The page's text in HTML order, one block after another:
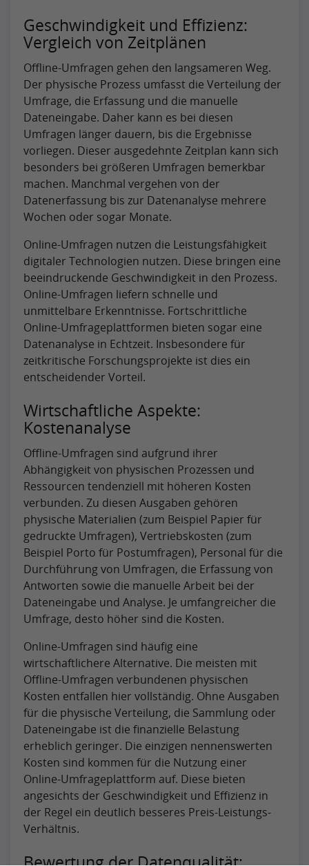
Geschwindigkeit und Effizienz:
Vergleich von Zeitplänen
Offline-Umfragen gehen den langsameren Weg.
Der physische Prozess umfasst die Verteilung der
Umfrage, die Erfassung und die manuelle
Dateneingabe. Daher kann es bei diesen
Umfragen länger dauern, bis die Ergebnisse
vorliegen. Dieser ausgedehnte Zeitplan kann sich
besonders bei größeren Umfragen bemerkbar
machen. Manchmal vergehen von der
Datenerfassung bis zur Datenanalyse mehrere
Wochen oder sogar Monate.
Online-Umfragen nutzen die Leistungsfähigkeit
digitaler Technologien nutzen. Diese bringen eine
beeindruckende Geschwindigkeit in den Prozess.
Online-Umfragen liefern schnelle und
unmittelbare Erkenntnisse. Fortschrittliche
Online-Umfrageplattformen bieten sogar eine
Datenanalyse in Echtzeit. Insbesondere für
zeitkritische Forschungsprojekte ist dies ein
entscheidender Vorteil.
Wirtschaftliche Aspekte:
Kostenanalyse
Offline-Umfragen sind aufgrund ihrer
Abhängigkeit von physischen Prozessen und
Ressourcen tendenziell mit höheren Kosten
verbunden. Zu diesen Ausgaben gehören
physische Materialien (zum Beispiel Papier für
gedruckte Umfragen), Vertriebskosten (zum
Beispiel Porto für Postumfragen), Personal für die
Durchführung von Umfragen, die Erfassung von
Antworten sowie die manuelle Arbeit bei der
Dateneingabe und Analyse. Je umfangreicher die
Umfrage, desto höher sind die Kosten.
Online-Umfragen sind häufig eine
wirtschaftlichere Alternative. Die meisten mit
Offline-Umfragen verbundenen physischen
Kosten entfallen hier vollständig. Ohne Ausgaben
für die physische Verteilung, die Sammlung oder
Dateneingabe ist die finanzielle Belastung
erheblich geringer. Die einzigen nennenswerten
Kosten sind kommen für die Nutzung einer
Online-Umfrageplattform auf. Diese bieten
angesichts der Geschwindigkeit und Effizienz in
der Regel ein deutlich besseres Preis-Leistungs-
Verhältnis.
Bewertung der Datenqualität: